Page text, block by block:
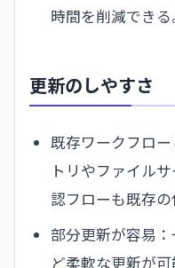
時間を削減できる
更新のしやすさ
既存ワークフロ
トリやファイル
認フローも既存の
部分更新が容易
ど柔軟な更新が